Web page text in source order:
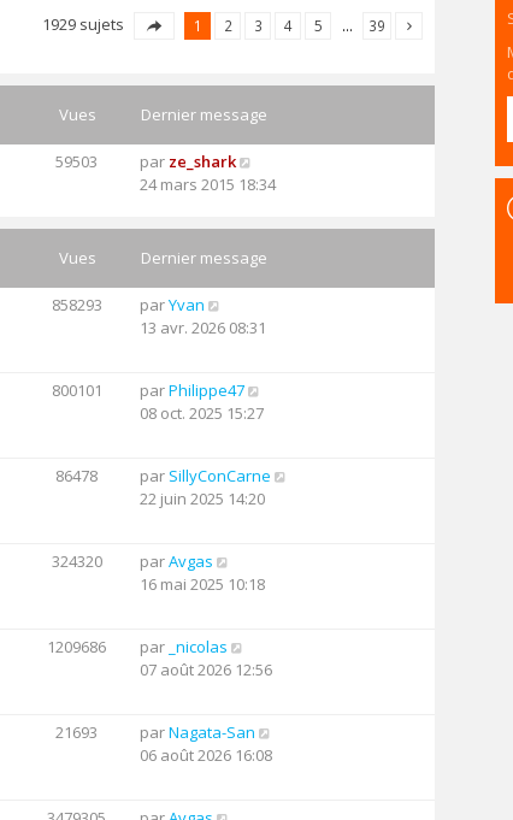
1929 sujets 1 2 3 4 5 … 39
Vues Dernier message
59503 par ze_shark
24 mars 2015 18:34
Vues Dernier message
858293 parYvan
13 avr. 2026 08:31
800101 parPhilippe47
08 oct. 2025 15:27
86478 par SillyConCarne
22 juin 2025 14:20
324320 parAvgas
16 mai 2025 10:18
1209686 par _nicolas
07 août 2026 12:56
21693 parNagata-San
06 août 2026 16:08